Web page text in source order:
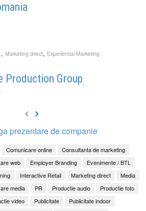
, Marketing direct, Experiential Marketing
Production Group
prezentare de companie
Comunicare online
Consultanta de marketing
web Employer Branding
Evenimente / BTL
Interactive Retail Marketing direct
Media
media PR Productie audio
Productie foto
video Publicitate
Publicitate indoor